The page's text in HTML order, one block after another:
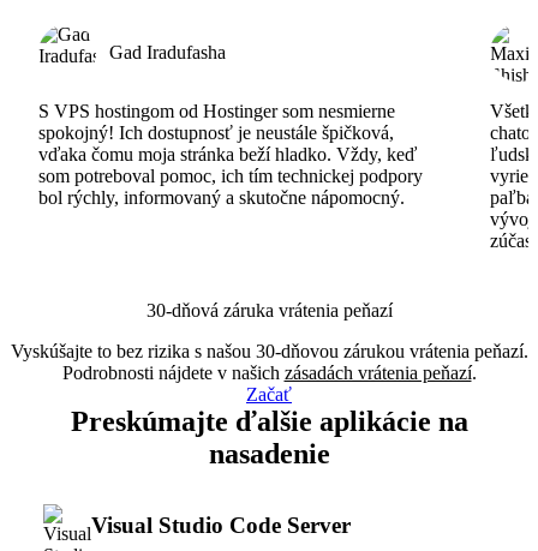
Gad Iradufasha
S VPS hostingom od Hostinger som nesmierne
spokojný! Ich dostupnosť je neustále špičková,
vďaka čomu moja stránka beží hladko. Vždy, keď
som potreboval pomoc, ich tím technickej podpory
bol rýchly, informovaný a skutočne nápomocný.
30-dňová záruka vrátenia peňazí
Vyskúšajte to bez rizika s našou 30-dňovou zárukou vrátenia peňazí.
Podrobnosti nájdete v našich zásadách vrátenia peňazí.
Začať
Preskúmajte ďalšie aplikácie na
nasadenie
Visual Studio Code Server